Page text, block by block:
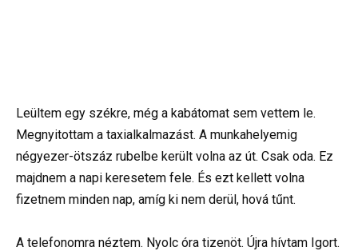
Leültem egy székre, még a kabátomat sem vettem le.
Megnyitottam a taxialkalmazást. A munkahelyemig
négyezer-ötszáz rubelbe került volna az út. Csak oda. Ez
majdnem a napi keresetem fele. És ezt kellett volna
fizetnem minden nap, amíg ki nem derül, hová tűnt.
A telefonomra néztem. Nyolc óra tizenöt. Újra hívtam Igort.